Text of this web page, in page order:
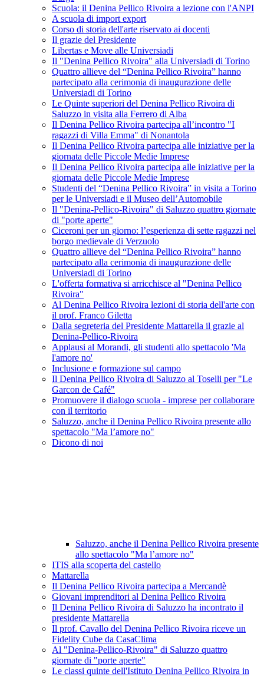
Scuola: il Denina Pellico Rivoira a lezione con l'ANPI
A scuola di import export
Corso di storia dell'arte riservato ai docenti
Il grazie del Presidente
Libertas e Move alle Universiadi
Il "Denina Pellico Rivoira" alla Universiadi di Torino
Quattro allieve del “Denina Pellico Rivoira” hanno
partecipato alla cerimonia di inaugurazione delle
Universiadi di Torino
Le Quinte superiori del Denina Pellico Rivoira di
Saluzzo in visita alla Ferrero di Alba
Il Denina Pellico Rivoira partecipa all’incontro "I
ragazzi di Villa Emma" di Nonantola
Il Denina Pellico Rivoira partecipa alle iniziative per la
giornata delle Piccole Medie Imprese
Il Denina Pellico Rivoira partecipa alle iniziative per la
giornata delle Piccole Medie Imprese
Studenti del “Denina Pellico Rivoira” in visita a Torino
per le Universiadi e il Museo dell’Automobile
Il "Denina-Pellico-Rivoira" di Saluzzo quattro giornate
di "porte aperte"
Ciceroni per un giorno: l’esperienza di sette ragazzi nel
borgo medievale di Verzuolo
Quattro allieve del “Denina Pellico Rivoira” hanno
partecipato alla cerimonia di inaugurazione delle
Universiadi di Torino
L'offerta formativa si arricchisce al "Denina Pellico
Rivoira"
Al Denina Pellico Rivoira lezioni di storia dell'arte con
il prof. Franco Giletta
Dalla segreteria del Presidente Mattarella il grazie al
Denina-Pellico-Rivoira
Applausi al Morandi, gli studenti allo spettacolo 'Ma
l'amore no'
Inclusione e formazione sul campo
Il Denina Pellico Rivoira di Saluzzo al Toselli per "Le
Garcon de Café"
Promuovere il dialogo scuola - imprese per collaborare
con il territorio
Saluzzo, anche il Denina Pellico Rivoira presente allo
spettacolo "Ma l’amore no"
Dicono di noi
Saluzzo, anche il Denina Pellico Rivoira presente
allo spettacolo "Ma l’amore no"
ITIS alla scoperta del castello
Mattarella
Il Denina Pellico Rivoira partecipa a Mercandè
Giovani imprenditori al Denina Pellico Rivoira
Il Denina Pellico Rivoira di Saluzzo ha incontrato il
presidente Mattarella
Il prof. Cavallo del Denina Pellico Rivoira riceve un
Fidelity Cube da CasaClima
Al "Denina-Pellico-Rivoira" di Saluzzo quattro
giornate di "porte aperte"
Le classi quinte dell'Istituto Denina Pellico Rivoira in